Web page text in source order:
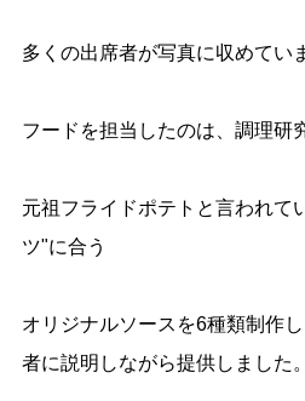
多くの出席者が写真に収めてい
フードを担当したのは、調理研
元祖フライドポテトと言われて
ツ"に合う
オリジナルソースを6種類制作
者に説明しながら提供しました。